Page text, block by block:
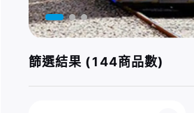
篩選結果 (144商品數)